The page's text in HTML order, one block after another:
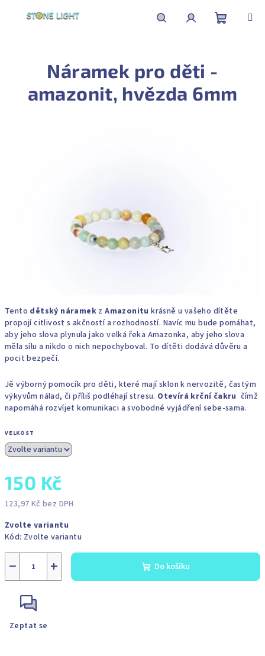
Tento dětský náramek z Amazonitukrásně u vašeho dítěte
propojí citlivost s akčností a rozhodností. Navíc mu bude pomáhat,
aby jeho slova plynula jako velká řeka Amazonka, aby jeho slova
měla sílu a nikdo o nich nepochyboval. To dítěti dodává důvěru a
pocit bezpečí.
Jě výborný pomocík pro děti, které mají sklon k nervozitě, častým
výkyvům nálad, či příliš podléhají stresu. Otevírá krční čakru čímž
napomáhá rozvíjet komunikaci a svobodné vyjádření sebe-sama.
VELKOST
150 Kč
123,97 Kč bez DPH
cena:
Zvolte variantu
Kód: Zvolte variantu
+
− Do košíku
Zeptat se
Náramek pro děti -
amazonit, hvězda 6mm